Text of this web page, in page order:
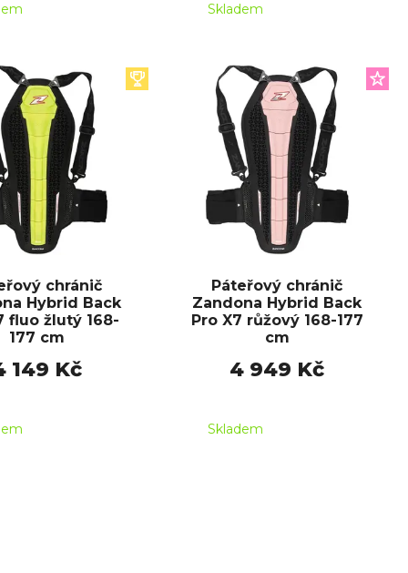
Skladem
chránič
Hybrid Back
fluo žlutý 168-
177 cm
149 Kč
Páteřový chránič
Zandona Hybrid Back
Pro X7 růžový 168-177
cm
4 949 Kč
Skladem